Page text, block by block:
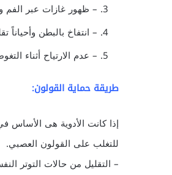
– ظهور غازات عبر الفم
– انتفاخ بالبطن وأحياناً
– عدم الارتياح أثناء
طريقة حماية القولون:
إذا كانت الأدوية هى الأساس
للتغلب على القولون العصبي.
– التقليل من حالات التوتر